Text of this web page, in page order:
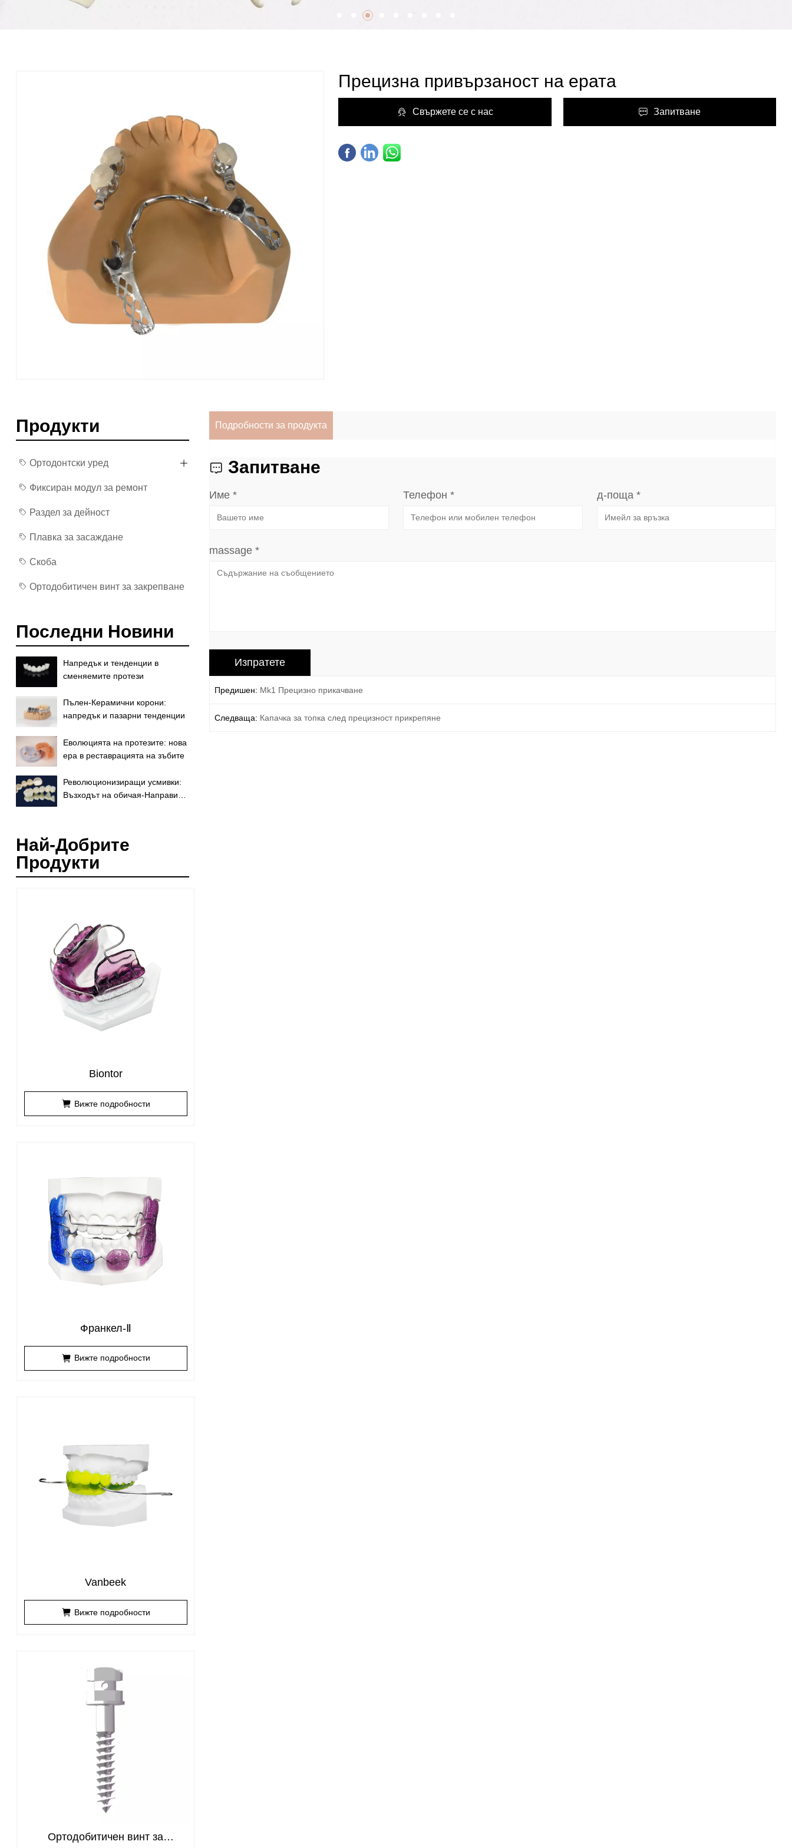
Прецизна привързаност на ерата
Свържете се с нас Запитване
Продукти
Ортодонтски уред
Фиксиран модул за ремонт
Раздел за дейност
Плавка за засаждане
Скоба
Ортодобитичен винт за закрепване
Последни Новини
Напредък и тенденции в
сменяемите протези
Пълен-Керамични корони:
напредък и пазарни тенденции
Еволюцията на протезите: нова
ера в реставрацията на зъбите
Революционизиращи усмивки:
Възходът на обичая-Направи
Най-Добрите
Продукти
Biontor
Вижте подробности
Франкел-Ⅱ
Вижте подробности
Vanbeek
Вижте подробности
Ортодобитичен винт за
Подробности за продукта
Запитване
Име * Телефон * д-поща *
massage *
Предишен: Mk1 Прецизно прикачване
Следваща: Капачка за топка след прецизност прикрепяне